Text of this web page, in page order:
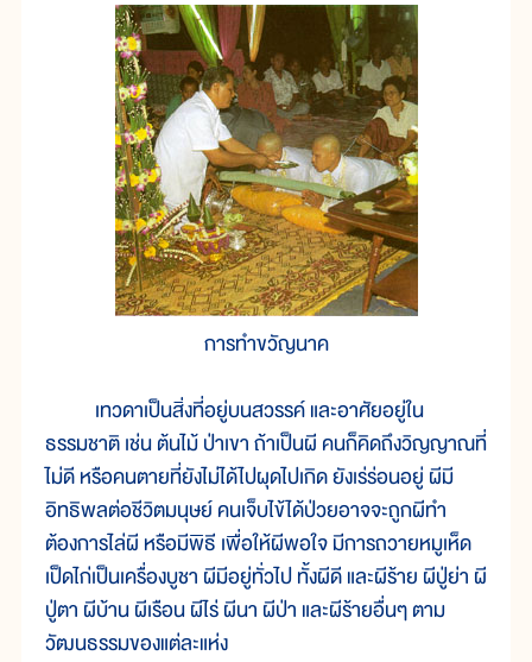
การทำขวัญนาค
เทวดาเป็นสิ่งที่อยู่บนสวรรค์ และอาศัยอยู่ใน
ธรรมชาติ เช่น ต้นไม้ ป่าเขา ถ้าเป็นผี คนก็คิดถึงวิญญาณที่
ไม่ดี หรือคนตายที่ยังไม่ได้ไปผุดไปเกิด ยังเร่ร่อนอยู่ ผีมี
อิทธิพลต่อชีวิตมนุษย์ คนเจ็บไข้ได้ป่วยอาจจะถูกผีทำ
ต้องการไล่ผี หรือมีพิธี เพื่อให้ผีพอใจ มีการถวายหมูเห็ด
เป็ดไก่เป็นเครื่องบูชา ผีมีอยู่ทั่วไป ทั้งผีดี และผีร้าย ผีปู่ย่า ผี
ปู่ตา ผีบ้าน ผีเรือน ผีไร่ ผีนา ผีป่า และผีร้ายอื่นๆ ตาม
วัฒนธรรมของแต่ละแห่ง